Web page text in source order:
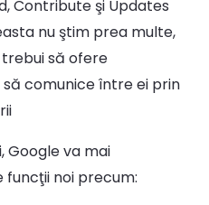
Contribute şi Updates
nu ştim prea multe,
să ofere
comunice între ei prin
Google va mai
noi precum: